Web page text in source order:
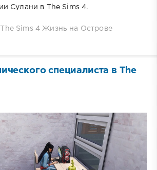
Сулани в The Sims 4.
The Sims 4 Жизнь на Острове
специалиста в The